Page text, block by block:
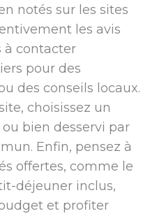
notés sur les sites
les avis
à contacter
pour des
des conseils locaux.
choisissez un
bien desservi par
Enfin, pensez à
offertes, comme le
déjeuner inclus,
et profiter